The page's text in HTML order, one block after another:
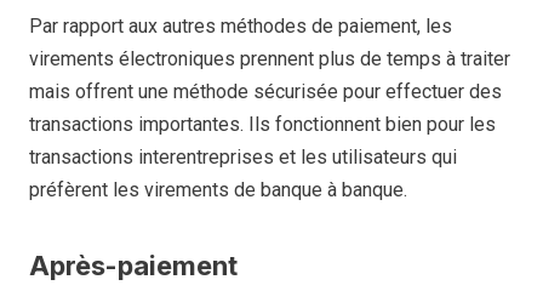
Par rapport aux autres méthodes de paiement, les
virements électroniques prennent plus de temps à traiter
mais offrent une méthode sécurisée pour effectuer des
transactions importantes. Ils fonctionnent bien pour les
transactions interentreprises et les utilisateurs qui
préfèrent les virements de banque à banque.
Après-paiement